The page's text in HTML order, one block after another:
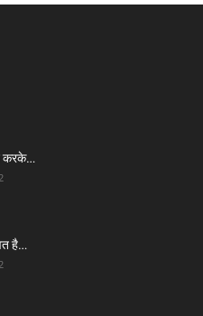
करके…
है…